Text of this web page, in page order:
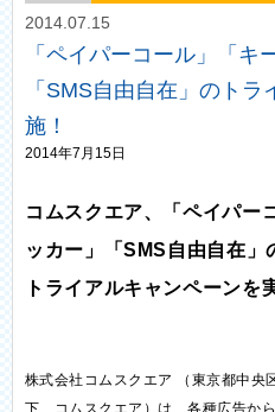
2014.07.15
「ペイパーコール」「キ
「SMS自由自在」のト
施！
2014年7月15日
コムスクエア、「ペイパー
ッカー」「SMS自由自在」
トライアルキャンペーンを
株式会社コムスクエア （東京都中
下、コムスクエア）は、各種広告か